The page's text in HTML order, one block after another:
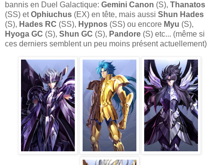
bannis en Duel Galactique: Gemini Canon (S), Thanatos
(SS) etOphiuchus (EX) en tête, mais aussi Shun Hades
(S), Hades RC (SS), Hypnos (SS) ou encore Myu (S),
Hyoga GC (S), Shun GC (S), Pandore (S) etc... (même si
ces derniers semblent un peu moins présent actuellement)